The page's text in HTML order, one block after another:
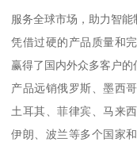
服务全球市场，助力智能
凭借过硬的产品质量和
赢得了国内外众多客户的
产品远销俄罗斯、墨西
土耳其、菲律宾、马来
伊朗、波兰等多个国家